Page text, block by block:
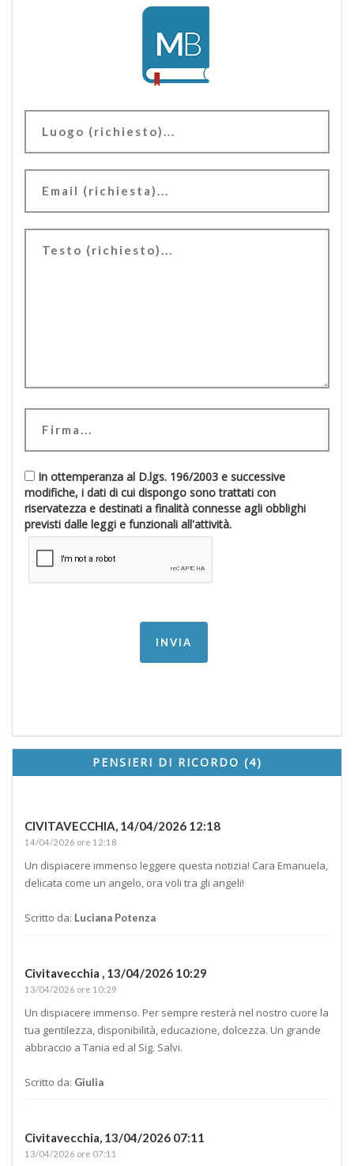
In ottemperanza al D.lgs. 196/2003 e successive
modifiche, i dati di cui dispongo sono trattati con
riservatezza e destinati a finalità connesse agli obblighi
previsti dalle leggi e funzionali all'attività.
PENSIERI DI RICORDO (4)
CIVITAVECCHIA, 14/04/2026 12:18
14/04/2026 ore 12:18
Un dispiacere immenso leggere questa notizia! Cara Emanuela,
delicata come un angelo, ora voli tra gli angeli!
Scritto da: Luciana Potenza
Civitavecchia , 13/04/2026 10:29
13/04/2026 ore 10:29
Un dispiacere immenso. Per sempre resterà nel nostro cuore la
tua gentilezza, disponibilità, educazione, dolcezza. Un grande
abbraccio a Tania ed al Sig. Salvi.
Scritto da: Giulia
Civitavecchia, 13/04/2026 07:11
13/04/2026 ore 07:11